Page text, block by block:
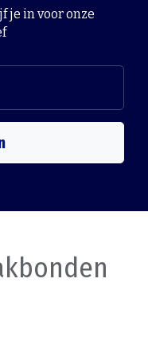
je in voor onze